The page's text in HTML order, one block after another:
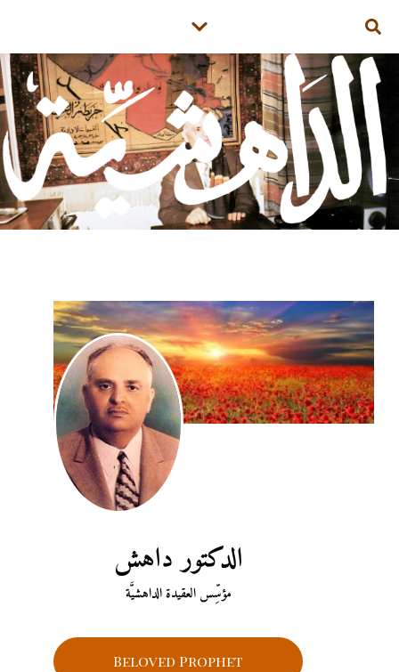
الدكتور داهش
مؤسِّس العقيدة الداهشيَّة
Beloved Prophet